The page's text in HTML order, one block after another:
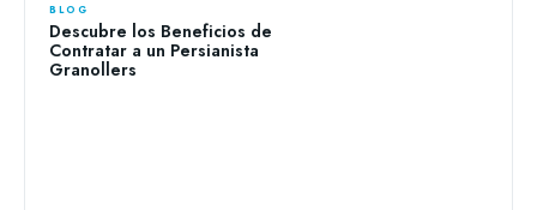
BLOG
Descubre los Beneficios de
Contratar a un Persianista
Granollers